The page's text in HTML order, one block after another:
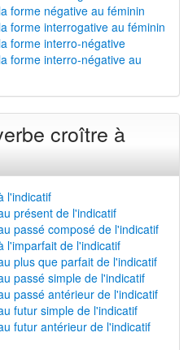
forme négative au féminin
forme interrogative au féminin
forme interro-négative
forme interro-négative au
croître à
l'indicatif
présent de l'indicatif
passé composé de l'indicatif
l'imparfait de l'indicatif
plus que parfait de l'indicatif
passé simple de l'indicatif
passé antérieur de l'indicatif
futur simple de l'indicatif
futur antérieur de l'indicatif